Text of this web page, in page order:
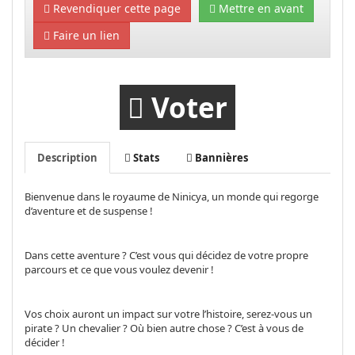
Revendiquer cette page
Mettre en avant
Faire un lien
Voter
Description Stats Bannières
Bienvenue dans le royaume de Ninicya, un monde qui regorge
d’aventure et de suspense !
Dans cette aventure ? C’est vous qui décidez de votre propre
parcours et ce que vous voulez devenir !
Vos choix auront un impact sur votre l’histoire, serez-vous un
pirate ? Un chevalier ? Où bien autre chose ? C’est à vous de
décider !